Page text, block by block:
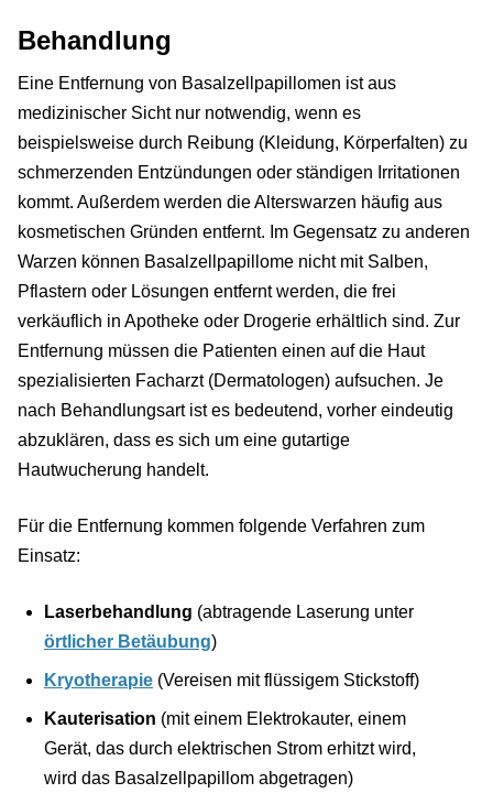
Behandlung
Eine Entfernung von Basalzellpapillomen ist aus
medizinischer Sicht nur notwendig, wenn es
beispielsweise durch Reibung (Kleidung, Körperfalten) zu
schmerzenden Entzündungen oder ständigen Irritationen
kommt. Außerdem werden die Alterswarzen häufig aus
kosmetischen Gründen entfernt. Im Gegensatz zu anderen
Warzen können Basalzellpapillome nicht mit Salben,
Pflastern oder Lösungen entfernt werden, die frei
verkäuflich in Apotheke oder Drogerie erhältlich sind. Zur
Entfernung müssen die Patienten einen auf die Haut
spezialisierten Facharzt (Dermatologen) aufsuchen. Je
nach Behandlungsart ist es bedeutend, vorher eindeutig
abzuklären, dass es sich um eine gutartige
Hautwucherung handelt.
Für die Entfernung kommen folgende Verfahren zum
Einsatz:
Laserbehandlung (abtragende Laserung unter
örtlicher Betäubung)
Kryotherapie (Vereisen mit flüssigem Stickstoff)
Kauterisation (mit einem Elektrokauter, einem
Gerät, das durch elektrischen Strom erhitzt wird,
wird das Basalzellpapillom abgetragen)